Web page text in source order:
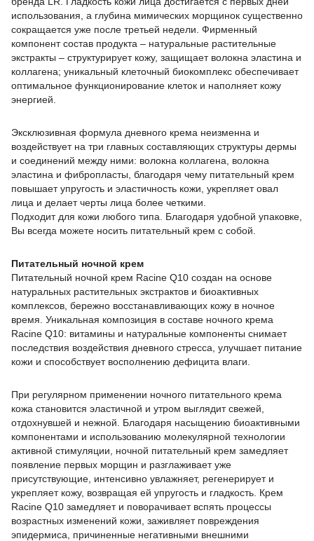
использования, а глубина мимических морщинок существенно
сокращается уже после третьей недели. Фирменный
компонент состав продукта – натуральные растительные
экстракты – структурирует кожу, защищает волокна эластина и
коллагена; уникальный клеточный биокомплекс обеспечивает
оптимальное функционирование клеток и наполняет кожу
энергией.
Эксклюзивная формула дневного крема неизменна и
воздействует на три главных составляющих структуры дермы
и соединений между ними: волокна коллагена, волокна
эластина и фибропласты, благодаря чему питательный крем
повышает упругость и эластичность кожи, укрепляет овал
лица и делает черты лица более четкими.
Подходит для кожи любого типа. Благодаря удобной упаковке,
Вы всегда можете носить питательный крем с собой.
Питательный ночной крем
Питательный ночной крем Racine Q10 создан на основе
натуральных растительных экстрактов и биоактивных
комплексов, бережно восстанавливающих кожу в ночное
время. Уникальная композиция в составе ночного крема
Racine Q10: витамины и натуральные компоненты снимает
последствия воздействия дневного стресса, улучшает питание
кожи и способствует восполнению дефицита влаги.
При регулярном применении ночного питательного крема
кожа становится эластичной и утром выглядит свежей,
отдохнувшей и нежной. Благодаря насыщению биоактивными
компонентами и использованию молекулярной технологии
активной стимуляции, ночной питательный крем замедляет
появление первых морщин и разглаживает уже
присутствующие, интенсивно увлажняет, регенерирует и
укрепляет кожу, возвращая ей упругость и гладкость. Крем
Racine Q10 замедляет и поворачивает вспять процессы
возрастных изменений кожи, заживляет повреждения
эпидермиса, причиненные негативными внешними